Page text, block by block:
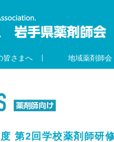
皆さまへ 地域薬剤師会
第2回学校薬剤師研